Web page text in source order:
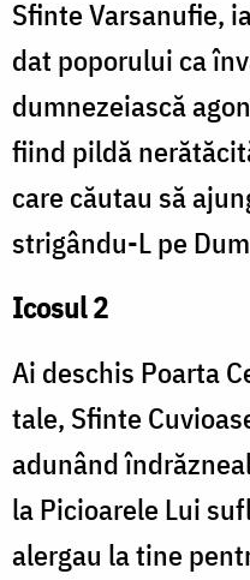
Sfinte Varsanufie,
dat poporului ca
dumnezeiască
fiind pildă
care căutau să
strigându-L pe
Icosul 2
Ai deschis Poarta
tale, Sfinte
adunând
la Picioarele Lui
alergau la tine